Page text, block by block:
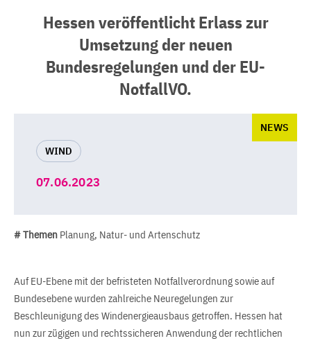
Hessen veröffentlicht Erlass zur
Umsetzung der neuen
Bundesregelungen und der EU-
NotfallVO.
WIND
NEWS
07.06.2023
# Themen Planung, Natur- und Artenschutz
Auf EU-Ebene mit der befristeten Notfallverordnung sowie auf
Bundesebene wurden zahlreiche Neuregelungen zur
Beschleunigung des Windenergieausbaus getroffen. Hessen hat
nun zur zügigen und rechtssicheren Anwendung der rechtlichen